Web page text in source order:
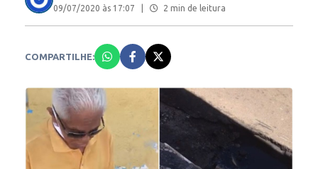
09/07/2020 às 17:07 2 min de leitura
COMPARTILHE: